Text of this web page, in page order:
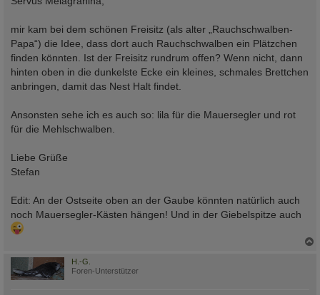
a
g
mir kam bei dem schönen Freisitz (als alter „Rauchschwalben-
Papa“) die Idee, dass dort auch Rauchschwalben ein Plätzchen
finden könnten. Ist der Freisitz rundrum offen? Wenn nicht, dann
hinten oben in die dunkelste Ecke ein kleines, schmales Brettchen
anbringen, damit das Nest Halt findet.
Ansonsten sehe ich es auch so: lila für die Mauersegler und rot
für die Mehlschwalben.
Liebe Grüße
Stefan
Edit: An der Ostseite oben an der Gaube könnten natürlich auch
noch Mauersegler-Kästen hängen! Und in der Giebelspitze auch
H.-G.
Foren-Unterstützer